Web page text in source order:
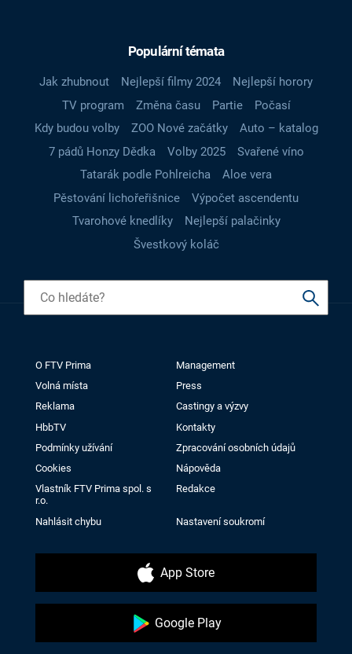
Populární témata
Jak zhubnout Nejlepší filmy 2024
Nejlepší horory
TV program
Změna času Partie
Počasí
Kdy budou volby
ZOO Nové začátky
Auto – katalog
7 pádů Honzy Dědka
Volby 2025
Svařené víno
Tatarák podle Pohlreicha
Aloe vera
Pěstování lichořeřišnice
Výpočet ascendentu
Tvarohové knedlíky
Nejlepší palačinky
Švestkový koláč
O FTV Prima
Management
Volná místa
Press
Reklama
Castingy a výzvy
HbbTV
Kontakty
Podmínky užívání
Zpracování osobních údajů
Cookies
Nápověda
Vlastník FTV Prima spol. s
r.o.
Redakce
Nahlásit chybu Nastavení soukromí
App Store
Google Play